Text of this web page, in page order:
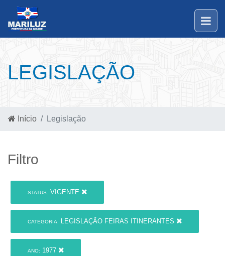
LEGISLAÇÃO
Início Legislação
Filtro
STATUS: VIGENTE
CATEGORIA: LEGISLAÇÃO FEIRAS ITINERANTES
ANO: 1977